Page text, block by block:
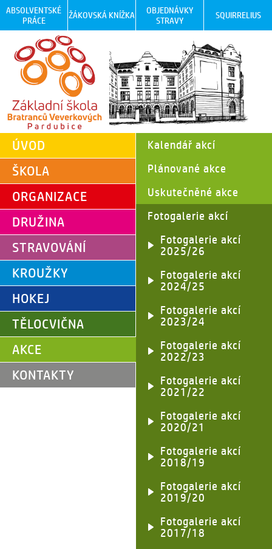
ABSOLVENTSKÉ
PRÁCE
ŽÁKOVSKÁ KNÍŽKA
OBJEDNÁVKY
STRAVY
SQUIRRELIUS
ÚVOD
ŠKOLA
ORGANIZACE
DRUŽINA
STRAVOVÁNÍ
KROUŽKY
HOKEJ
TĚLOCVIČNA
AKCE
KONTAKTY
Kalendář akcí
Plánované akce
Uskutečněné akce
Fotogalerie akcí
Fotogalerie akcí
2025/26
Fotogalerie akcí
2024/25
Fotogalerie akcí
2023/24
Fotogalerie akcí
2022/23
Fotogalerie akcí
2021/22
Fotogalerie akcí
2020/21
Fotogalerie akcí
2018/19
Fotogalerie akcí
2019/20
Fotogalerie akcí
2017/18